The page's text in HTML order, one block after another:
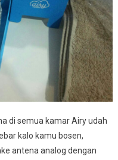
di semua kamar Airy udah
kalo kamu bosen,
antena analog dengan